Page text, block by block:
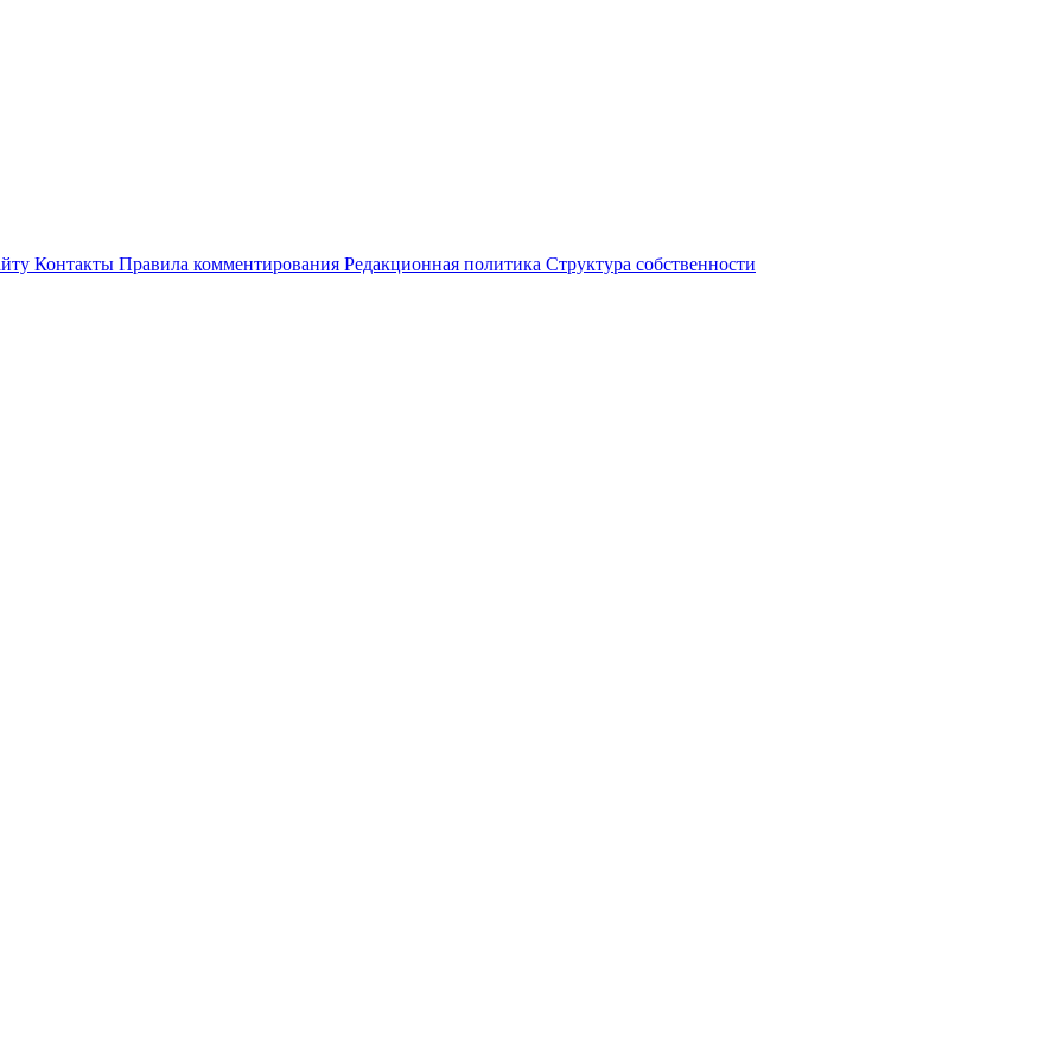
Контакты Правила комментирования Редакционная политика Структура собственности